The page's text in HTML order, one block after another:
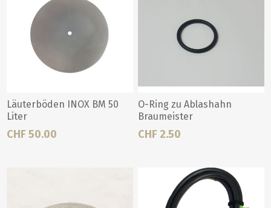
Läuterböden INOX BM 50
Liter
CHF 50.00
O-Ring zu Ablashahn
Braumeister
CHF 2.50